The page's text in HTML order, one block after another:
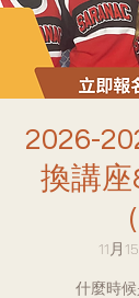
2026-
換講座
11月
什麼時